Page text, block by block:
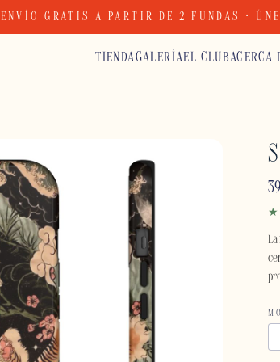
ENVÍO GRATIS A PARTIR DE 2 FUNDAS ·
TIENDAGALERÍAEL CLUBACERCA
★